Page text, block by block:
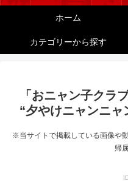
ホーム
カテゴリーから探す
「おニャン子クラ
“夕やけニャンニ
※当サイトで掲載している画像や
帰